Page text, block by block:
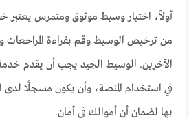
أولاً، اختيار وسيط موثوق ومتمرس يعتبر
من ترخيص الوسيط وقم بقراءة المراجعات
الآخرين. الوسيط الجيد يجب أن يقدم
في استخدام المنصة، وأن يكون مسجلًا لدى
بها لضمان أن أموالك في أمان.